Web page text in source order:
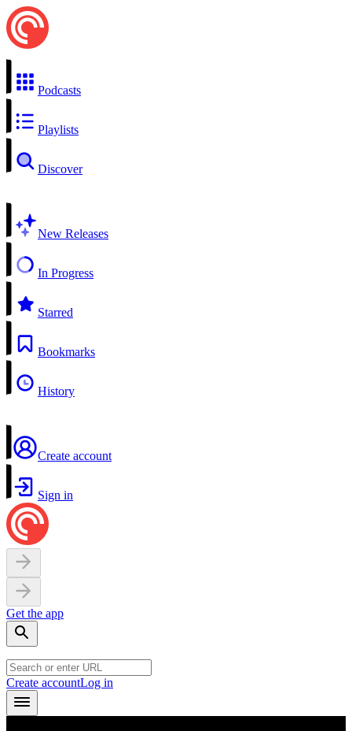
Podcasts
Playlists
Discover
New Releases
In Progress
Starred
Bookmarks
History
Create account
Sign in
Get the app
Create accountLog in